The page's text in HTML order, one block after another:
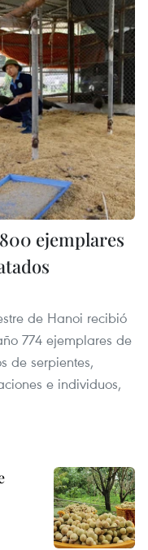
ejemplares
de Hanoi recibió
774 ejemplares de
de serpientes,
e individuos,